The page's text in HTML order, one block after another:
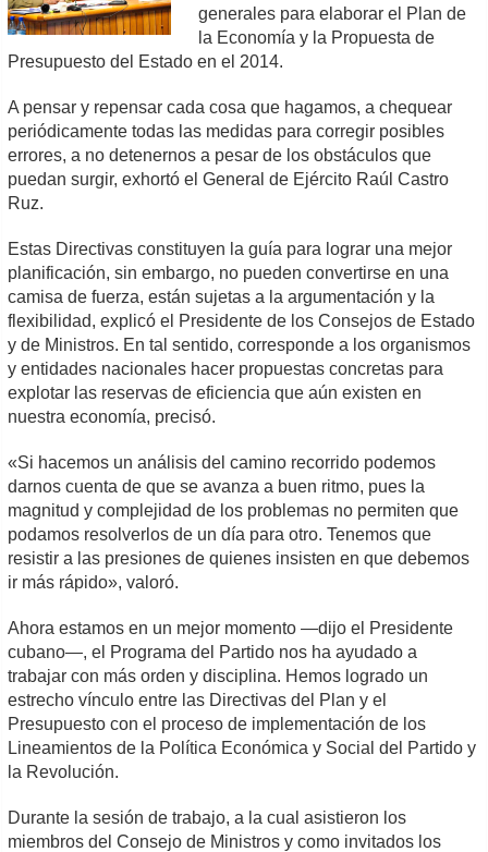
generales para elaborar el Plan de
la Economía y la Propuesta de
Presupuesto del Estado en el 2014.
A pensar y repensar cada cosa que hagamos, a chequear
periódicamente todas las medidas para corregir posibles
errores, a no detenernos a pesar de los obstáculos que
puedan surgir, exhortó el General de Ejército Raúl Castro
Ruz.
Estas Directivas constituyen la guía para lograr una mejor
planificación, sin embargo, no pueden convertirse en una
camisa de fuerza, están sujetas a la argumentación y la
flexibilidad, explicó el Presidente de los Consejos de Estado
y de Ministros. En tal sentido, corresponde a los organismos
y entidades nacionales hacer propuestas concretas para
explotar las reservas de eficiencia que aún existen en
nuestra economía, precisó.
«Si hacemos un análisis del camino recorrido podemos
darnos cuenta de que se avanza a buen ritmo, pues la
magnitud y complejidad de los problemas no permiten que
podamos resolverlos de un día para otro. Tenemos que
resistir a las presiones de quienes insisten en que debemos
ir más rápido», valoró.
Ahora estamos en un mejor momento —dijo el Presidente
cubano—, el Programa del Partido nos ha ayudado a
trabajar con más orden y disciplina. Hemos logrado un
estrecho vínculo entre las Directivas del Plan y el
Presupuesto con el proceso de implementación de los
Lineamientos de la Política Económica y Social del Partido y
la Revolución.
Durante la sesión de trabajo, a la cual asistieron los
miembros del Consejo de Ministros y como invitados los